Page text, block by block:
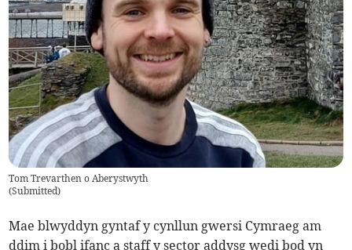
Tom Trevarthen o Aberystwyth
(Submitted)
Mae blwyddyn gyntaf y cynllun gwersi Cymraeg am
ddim i bobl ifanc a staff y sector addysg wedi bod yn